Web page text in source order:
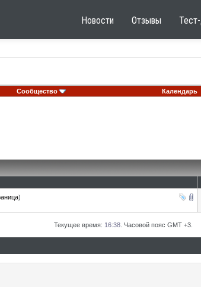
Новости Отзывы
Сообщество Календарь
)
Текущее время: 16:38 . Часовой пояс GMT +3.